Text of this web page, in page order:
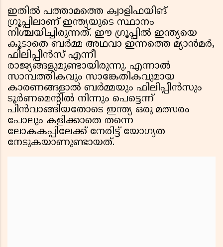
ഇതിൽ പത്താമത്തെ ക്വാളിഫയിങ്
ഗ്രൂപ്പിലാണ് ഇന്ത്യയുടെ സ്ഥാനം
നിശ്ചയിച്ചിരുന്നത്. ഈ ഗ്രൂപ്പിൽ ഇന്ത്യയെ
കൂടാതെ ബർമ്മ അഥവാ ഇന്നത്തെ മ്യാൻമർ,
ഫിലിപ്പീൻസ് എന്നീ
രാജ്യങ്ങളുമുണ്ടായിരുന്നു. എന്നാൽ
സാമ്പത്തികവും സാങ്കേതികവുമായ
കാരണങ്ങളാൽ ബർമ്മയും ഫിലിപ്പീൻസും
ടൂർണമെന്റിൽ നിന്നും പെട്ടെന്ന്
പിൻവാങ്ങിയതോടെ ഇന്ത്യ ഒരു മത്സരം
പോലും കളിക്കാതെ തന്നെ
ലോകകപ്പിലേക്ക് നേരിട്ട് യോഗ്യത
നേടുകയാണുണ്ടായത്.